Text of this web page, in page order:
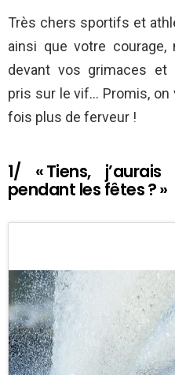
Très chers sportifs et
ainsi que votre courage,
devant vos grimaces et
pris sur le vif… Promis,
fois plus de ferveur !
1/ « Tiens,
pendant les fêtes ? »